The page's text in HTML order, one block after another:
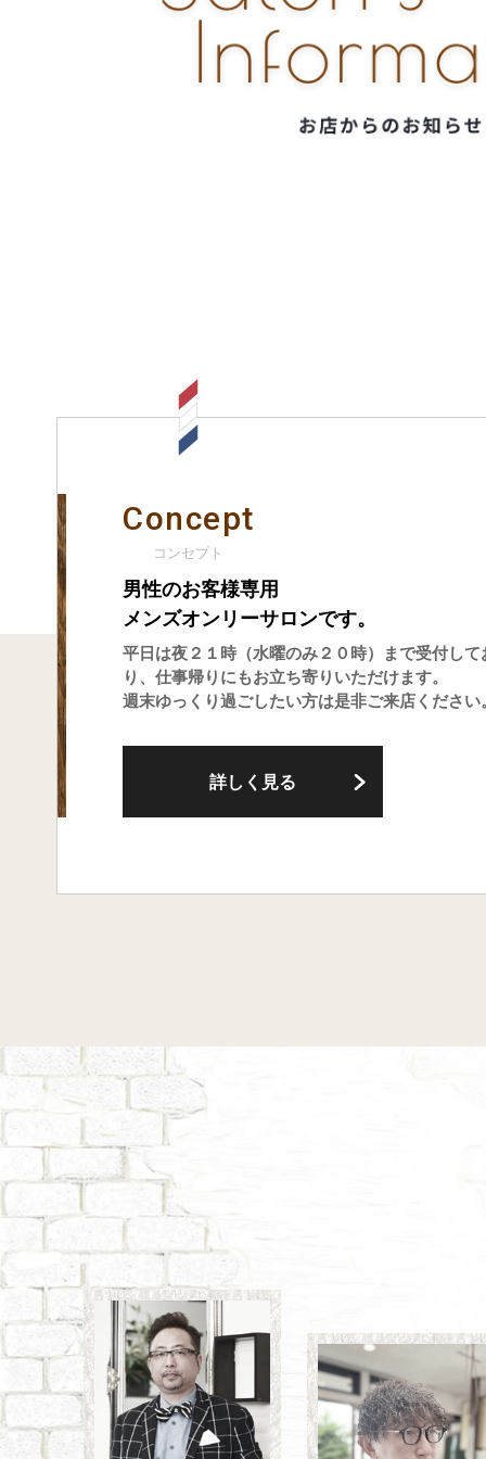
Concept
コンセプト
男性のお客様専用
メンズオンリーサロンです。
平日は夜２１時（水曜のみ２０時）まで受付して
り、仕事帰りにもお立ち寄りいただけます。
週末ゆっくり過ごしたい方は是非ご来店ください
詳しく見る